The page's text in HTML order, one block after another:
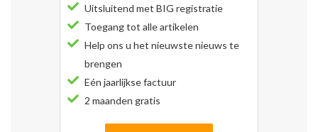
Uitsluitend met BIG registratie
Toegang tot alle artikelen
Help ons u het nieuwste nieuws te
brengen
Eén jaarlijkse factuur
2 maanden gratis